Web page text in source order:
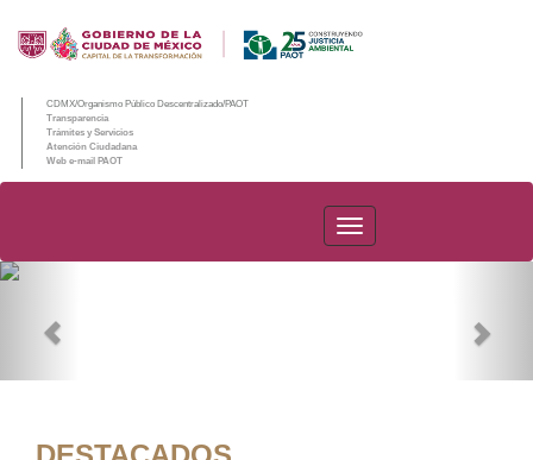
CDMX/Organismo Público Descentralizado/PAOT
Transparencia
Trámites y Servicios
Atención Ciudadana
Web e-mail PAOT
PAOT